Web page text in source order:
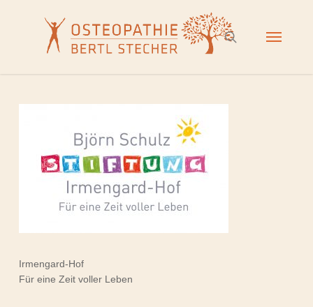
searchMenu
Irmengard-Hof
Für eine Zeit voller Leben